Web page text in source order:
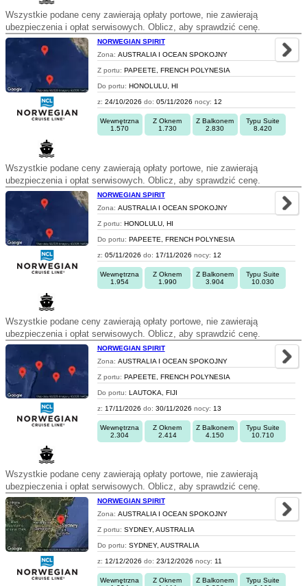
Wszystkie podane ceny zawierają opłaty portowe, nie zawierają
ubezpieczenia i opłat serwisowych. Oblicz, aby sprawdzić cenę.
NORWEGIAN SPIRIT
Zona: AUSTRALIA I OCEAN SPOKOJNY
Z portu: PAPEETE, FRENCH POLYNESIA
Do portu: HONOLULU, HI
z: 24/10/2026 do: 05/11/2026 nocy: 12
Wewnętrzna
1.570
Z Oknem
1.730
Z Balkonem
2.830
Typu Suite
8.420
Wszystkie podane ceny zawierają opłaty portowe, nie zawierają
ubezpieczenia i opłat serwisowych. Oblicz, aby sprawdzić cenę.
NORWEGIAN SPIRIT
Zona: AUSTRALIA I OCEAN SPOKOJNY
Z portu: HONOLULU, HI
Do portu: PAPEETE, FRENCH POLYNESIA
z: 05/11/2026 do: 17/11/2026 nocy: 12
Wewnętrzna
1.954
Z Oknem
1.990
Z Balkonem
3.904
Typu Suite
10.030
Wszystkie podane ceny zawierają opłaty portowe, nie zawierają
ubezpieczenia i opłat serwisowych. Oblicz, aby sprawdzić cenę.
NORWEGIAN SPIRIT
Zona: AUSTRALIA I OCEAN SPOKOJNY
Z portu: PAPEETE, FRENCH POLYNESIA
Do portu: LAUTOKA, FIJI
z: 17/11/2026 do: 30/11/2026 nocy: 13
Wewnętrzna
2.304
Z Oknem
2.414
Z Balkonem
4.150
Typu Suite
10.710
Wszystkie podane ceny zawierają opłaty portowe, nie zawierają
ubezpieczenia i opłat serwisowych. Oblicz, aby sprawdzić cenę.
NORWEGIAN SPIRIT
Zona: AUSTRALIA I OCEAN SPOKOJNY
Z portu: SYDNEY, AUSTRALIA
Do portu: SYDNEY, AUSTRALIA
z: 12/12/2026 do: 23/12/2026 nocy: 11
Wewnętrzna
Z Oknem
Z Balkonem
Typu Suite